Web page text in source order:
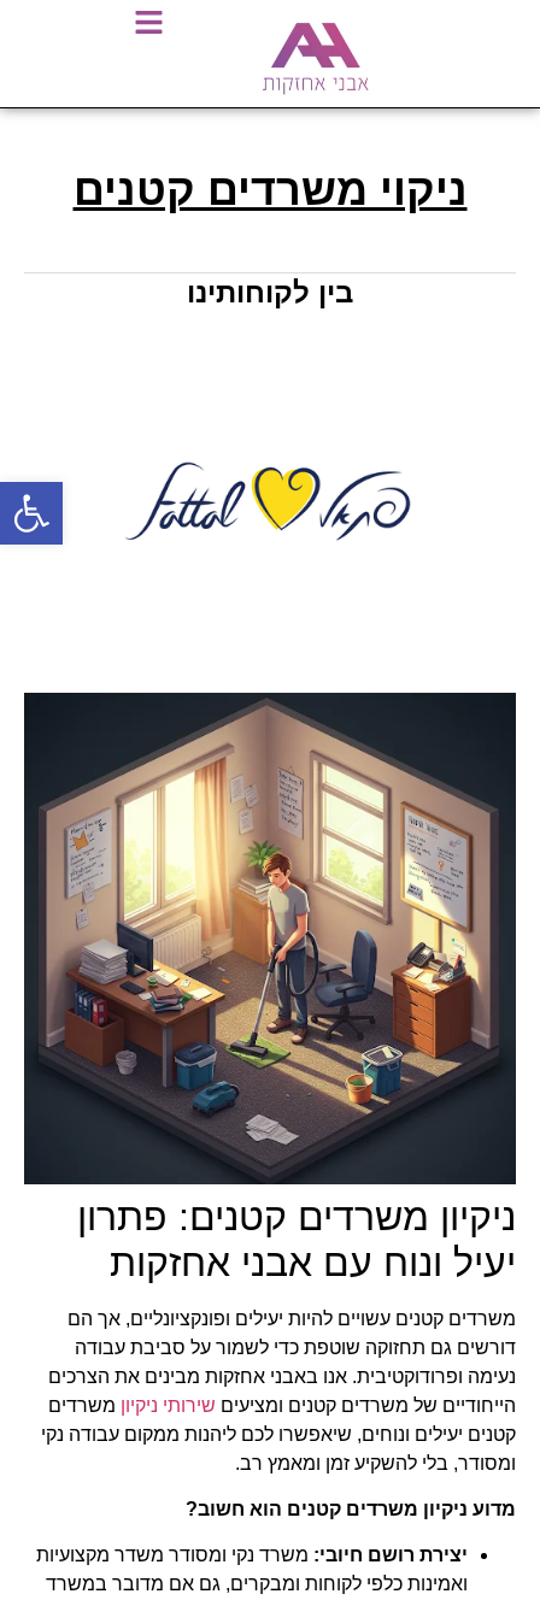
ניקוי משרדים קטנים
בין לקוחותינו
ניקיון משרדים קטנים: פתרון
יעיל ונוח עם אבני אחזקות
משרדים קטנים עשויים להיות יעילים ופונקציונליים, אך הם
דורשים גם תחזוקה שוטפת כדי לשמור על סביבת עבודה
נעימה ופרודוקטיבית. אנו באבני אחזקות מבינים את הצרכים
הייחודיים של משרדים קטנים ומציעים שירותי ניקיון משרדים
קטנים יעילים ונוחים, שיאפשרו לכם ליהנות ממקום עבודה נקי
ומסודר, בלי להשקיע זמן ומאמץ רב.
מדוע ניקיון משרדים קטנים הוא חשוב?
יצירת רושם חיובי: משרד נקי ומסודר משדר מקצועיות
ואמינות כלפי לקוחות ומבקרים, גם אם מדובר במשרד
פתח